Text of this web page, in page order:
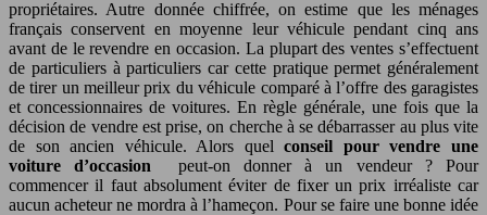
propriétaires. Autre donnée chiffrée, on estime que les ménages
français conservent en moyenne leur véhicule pendant cinq ans
avant de le revendre en occasion. La plupart des ventes s’effectuent
de particuliers à particuliers car cette pratique permet généralement
de tirer un meilleur prix du véhicule comparé à l’offre des garagistes
et concessionnaires de voitures. En règle générale, une fois que la
décision de vendre est prise, on cherche à se débarrasser au plus vite
de son ancien véhicule. Alors quelconseil pour vendre une
voiture d’occasion peut-on donner à un vendeur ? Pour
commencer il faut absolument éviter de fixer un prix irréaliste car
aucun acheteur ne mordra à l’hameçon. Pour se faire une bonne idée